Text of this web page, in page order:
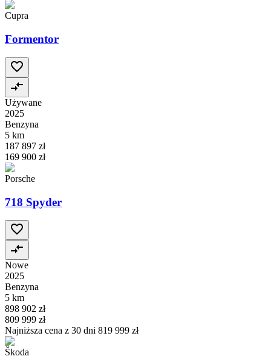
Cupra
Formentor
Używane
2025
Benzyna
5 km
187 897 zł
169 900 zł
Porsche
718 Spyder
Nowe
2025
Benzyna
5 km
898 902 zł
809 999 zł
Najniższa cena z 30 dni 819 999 zł
Škoda